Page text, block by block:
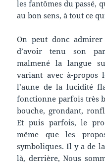
les fantômes du passé,
au bon sens, à tout ce
On peut donc admirer
d’avoir tenu son
malmené la langue
variant avec à-propos
l’aune de la lucidité
fonctionne parfois très
bouche, grondant,
Et puis parfois, le
même que les
symboliques. Il y a de
là, derrière, Nous